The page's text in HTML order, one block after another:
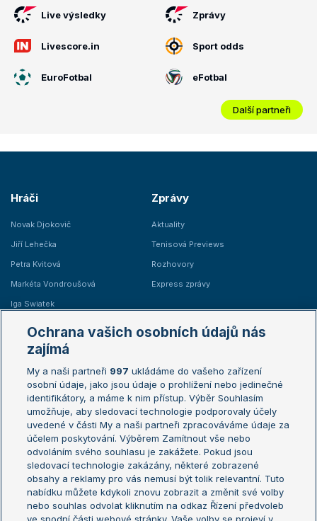
Live výsledky Zprávy
Livescore.in Sport odds
EuroFotbal eFotbal
Další partneři
Hráči
Novak Djokovič
Jiří Lehečka
Petra Kvitová
Markéta Vondroušová
Iga Swiatek
Zprávy
Aktuality
Tenisová Previews
Rozhovory
Express zprávy
Žebříčky
Žebříček ATP (muži)
Žebříček WTA (ženy)
Sázkařský žebříček
Australian Open
French Open
Wimbledon
US Open
Turnaj mistrů
Turnaj mistryň
Aktualní trendy
Fotbalové přestupy
Ochrana vašich osobních údajů nás
zajímá
My a naši partneři 997 ukládáme do vašeho zařízení
osobní údaje, jako jsou údaje o prohlížení nebo jedinečné
identifikátory, a máme k nim přístup. Výběr Souhlasím
umožňuje, aby sledovací technologie podporovaly účely
uvedené v části My a naši partneři zpracováváme údaje za
účelem poskytování. Výběrem Zamítnout vše nebo
odvoláním svého souhlasu je zakážete. Pokud jsou
sledovací technologie zakázány, některé zobrazené
obsahy a reklamy pro vás nemusí být tolik relevantní. Tuto
nabídku můžete kdykoli znovu zobrazit a změnit své volby
nebo souhlas odvolat kliknutím na odkaz Řízení předvoleb